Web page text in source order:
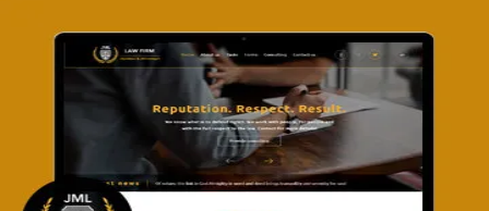
تصميم موقع آل جبار والمزارقة للمحاماة
التفاصيل